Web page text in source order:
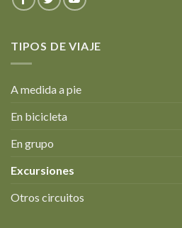
TIPOS DE VIAJE
A medida a pie
En bicicleta
En grupo
Excursiones
Otros circuitos